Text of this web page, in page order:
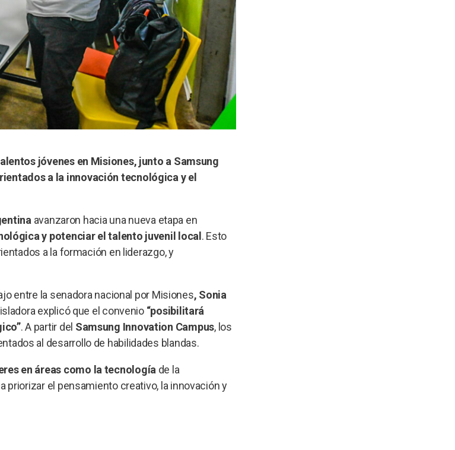
jóvenes en Misiones, junto a Samsung
a la innovación tecnológica y el
avanzaron hacia una nueva etapa en
y potenciar el talento juvenil local . Esto
a la formación en liderazgo, y
entre la senadora nacional por Misiones, Sonia
explicó que el convenio“posibilitará
. A partir del Samsung Innovation Campus, los
al desarrollo de habilidades blandas.
en áreas como la tecnología de la
priorizar el pensamiento creativo, la innovación y